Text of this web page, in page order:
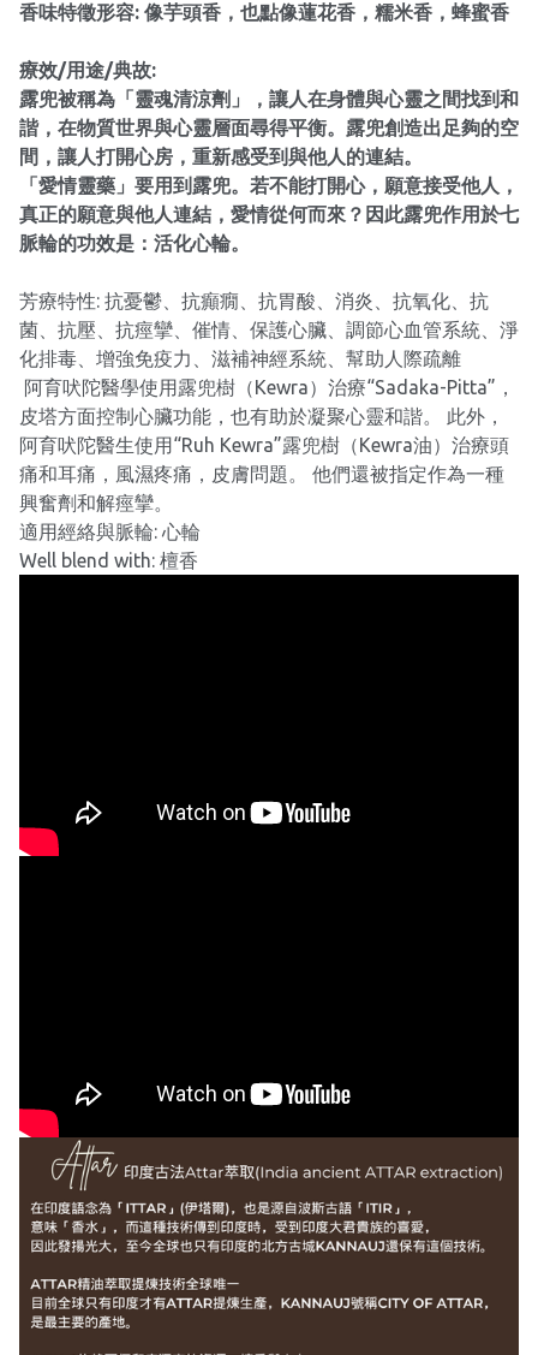
香味特徵形容: 像芋頭香，也點像蓮花香，糯米香，蜂蜜香
療效/用途/典故:
露兜被稱為「靈魂清涼劑」，讓人在身體與心靈之間找到和
諧，在物質世界與心靈層面尋得平衡。露兜創造出足夠的空
間，讓人打開心房，重新感受到與他人的連結。
「愛情靈藥」要用到露兜。若不能打開心，願意接受他人，
真正的願意與他人連結，愛情從何而來？因此露兜作用於七
脈輪的功效是：活化心輪。
芳療特性: 抗憂鬱、抗癲癇、抗胃酸、消炎、抗氧化、抗
菌、抗壓、抗痙攣、催情、保護心臟、調節心血管系統、淨
化排毒、增強免疫力、滋補神經系統、幫助人際疏離
阿育吠陀醫學使用露兜樹（Kewra）治療“Sadaka-Pitta”，
皮塔方面控制心臟功能，也有助於凝聚心靈和諧。 此外，
阿育吠陀醫生使用“Ruh Kewra”露兜樹（Kewra油）治療頭
痛和耳痛，風濕疼痛，皮膚問題。 他們還被指定作為一種
興奮劑和解痙攣。
適用經絡與脈輪: 心輪
Well blend with: 檀香